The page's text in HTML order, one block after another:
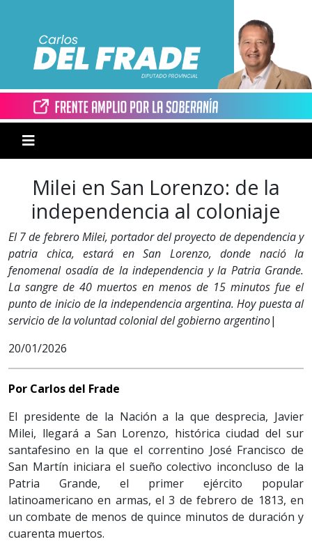
Milei en San Lorenzo: de la
independencia al coloniaje
El 7 de febrero Milei, portador del proyecto de dependencia y
patria chica, estará en San Lorenzo, donde nació la
fenomenal osadía de la independencia y la Patria Grande.
La sangre de 40 muertos en menos de 15 minutos fue el
punto de inicio de la independencia argentina. Hoy puesta al
servicio de la voluntad colonial del gobierno argentino|
20/01/2026
Por Carlos del Frade
El presidente de la Nación a la que desprecia, Javier
Milei, llegará a San Lorenzo, histórica ciudad del sur
santafesino en la que el correntino José Francisco de
San Martín iniciara el sueño colectivo inconcluso de la
Patria Grande, el primer ejército popular
latinoamericano en armas, el 3 de febrero de 1813, en
un combate de menos de quince minutos de duración y
cuarenta muertos.